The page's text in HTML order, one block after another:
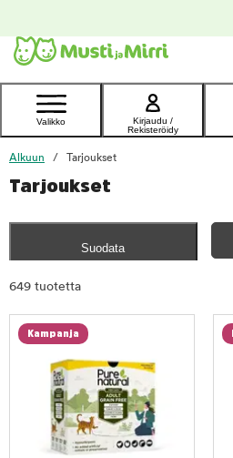
Ota yhteyttä
asiakaspalveluun
Valikko
Kirjaudu /
Rekisteröidy
Alkuun Tarjoukset
Tarjoukset
Suodata
649 tuotetta
Kampanja